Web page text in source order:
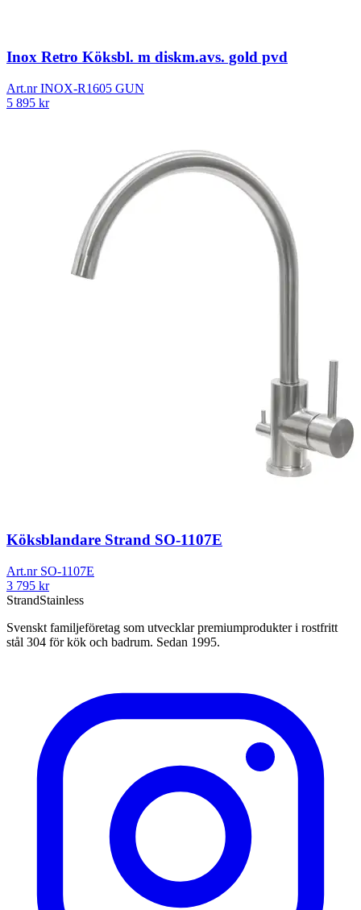
Inox Retro Köksbl. m diskm.avs. gold pvd
Art.nrINOX-R1605 GUN
5 895 kr
Köksblandare Strand SO-1107E
Art.nr SO-1107E
3 795 kr
StrandStainless
Svenskt familjeföretag som utvecklar premiumprodukter i rostfritt
stål 304 för kök och badrum. Sedan 1995.